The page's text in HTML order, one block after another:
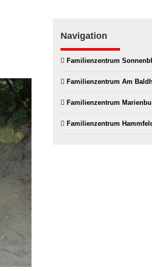
Navigation
Fami­li­en­zen­trum
Fami­li­en­zen­trum Am
Fami­li­en­zen­trum
Fami­li­en­zen­trum